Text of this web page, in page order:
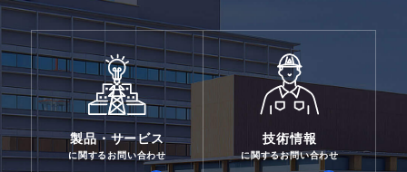
製品・サービス
に関するお問い合わせ
技術情報
に関するお問い合わせ